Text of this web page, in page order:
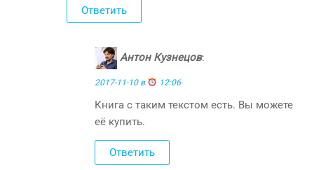
Ответить
Антон Кузнецов:
2017-11-10 в 12:06
Книга с таким текстом есть. Вы можете
её купить.
Ответить